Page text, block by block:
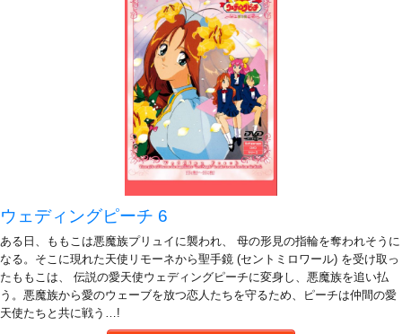
ウェディングピーチ 6
ある日、ももこは悪魔族プリュイに襲われ、 母の形見の指輪を奪われそうに
なる。そこに現れた天使リモーネから聖手鏡 (セントミロワール) を受け取っ
たももこは、 伝説の愛天使ウェディングピーチに変身し、悪魔族を追い払
う。悪魔族から愛のウェーブを放つ恋人たちを守るため、ピーチは仲間の愛
天使たちと共に戦う…!